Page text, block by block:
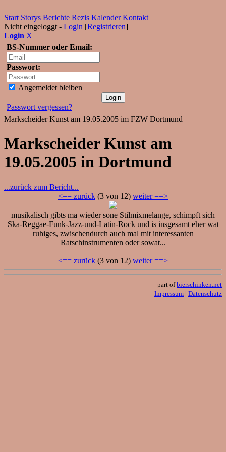
Start Storys Berichte Rezis Kalender Kontakt
Nicht eingeloggt - Login [Registrieren]
Login X
BS-Nummer oder Email:
Passwort:
Angemeldet bleiben
Passwort vergessen?
Markscheider Kunst am 19.05.2005 im FZW Dortmund
Markscheider Kunst am
19.05.2005 in Dortmund
...zurück zum Bericht...
<== zurück (3 von 12) weiter ==>
musikalisch gibts ma wieder sone Stilmixmelange, schimpft sich
Ska-Reggae-Funk-Jazz-und-Latin-Rock und is insgesamt eher wat
ruhiges, zwischendurch auch mal mit interessanten
Ratschinstrumenten oder sowat...
<== zurück (3 von 12) weiter ==>
part ofbierschinken.net
Impressum | Datenschutz